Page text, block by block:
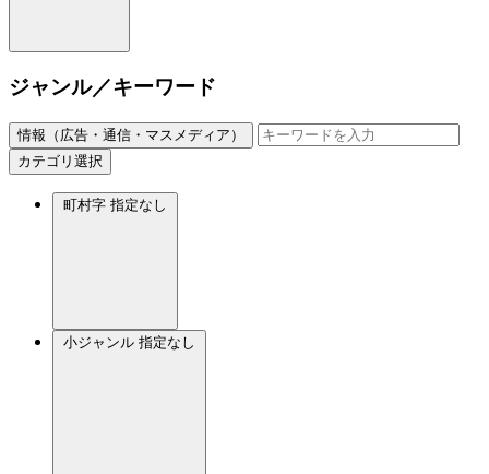
ジャンル／キーワード
情報（広告・通信・マスメディア）
カテゴリ選択
町村字 指定なし
小ジャンル 指定なし